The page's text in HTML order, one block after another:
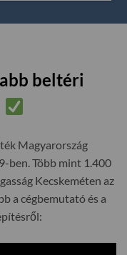
beltéri
Magyarország
ben. Több mint 1.400
Kecskeméten az
a cégbemutató és a